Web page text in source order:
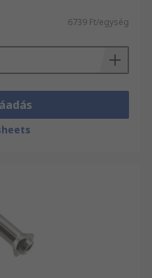
6739 Ft/egység